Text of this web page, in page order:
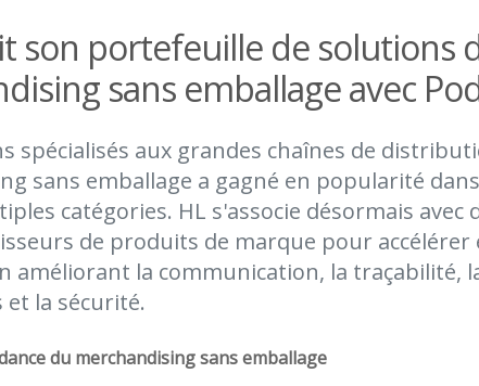
son portefeuille de solutions
sans emballage avec
spécialisés aux grandes chaînes de
sans emballage a gagné en popularité
catégories. HL s'associe désormais
de produits de marque pour accélérer
améliorant la communication, la traçabilité,
la sécurité.
du merchandising sans emballage